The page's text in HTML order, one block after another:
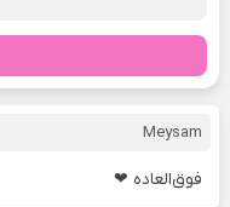
Meysam
فوق‌العاده ❤